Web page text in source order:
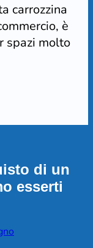
carrozzina
è
spazi molto
di un
esserti